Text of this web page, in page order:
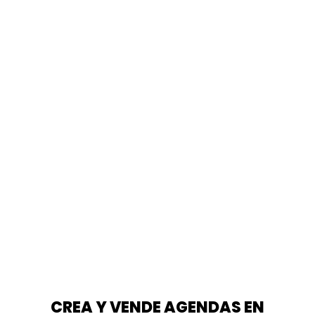
CREA Y VENDE AGENDAS EN